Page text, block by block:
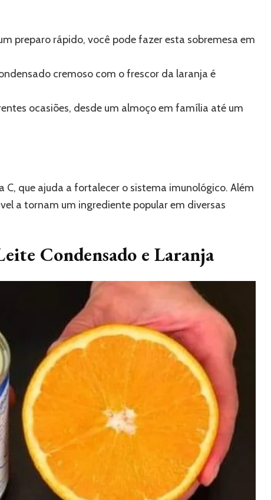
preparo rápido, você pode fazer esta sobremesa em
cremoso com o frescor da laranja é
ocasiões, desde um almoço em família até um
que ajuda a fortalecer o sistema imunológico. Além
a tornam um ingrediente popular em diversas
Condensado e Laranja